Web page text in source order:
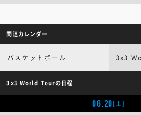
関連カレンダー
バスケットボール 3x3
3x3 World Tourの日程
06.20[土]